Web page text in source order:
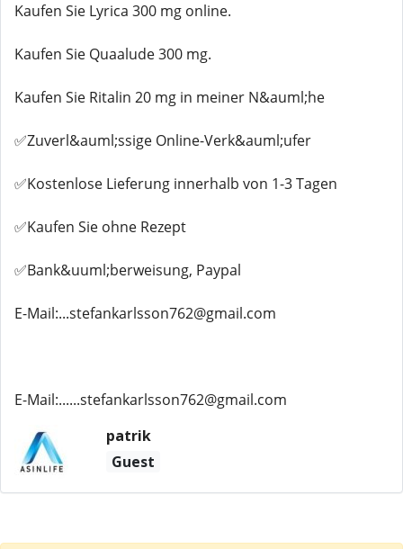
Kaufen Sie Lyrica 300 mg online.
Kaufen Sie Quaalude 300 mg.
Kaufen Sie Ritalin 20 mg in meiner N&auml;he
✅Zuverl&auml;ssige Online-Verk&auml;ufer
✅Kostenlose Lieferung innerhalb von 1-3 Tagen
✅Kaufen Sie ohne Rezept
✅Bank&uuml;berweisung, Paypal
E-Mail:...stefankarlsson762@gmail.com
E-Mail:......stefankarlsson762@gmail.com
patrik
Guest